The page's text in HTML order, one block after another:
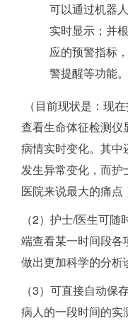
可以通过机器
实时显示；并
应的预警指标
警提醒等功能。
（目前现状是：现
查看生命体征检测
病情实时变化。其
发生异常变化，而
医院来说最大的痛点
（2）护士/医生可
端查看某一时间段
做出更加科学的分析
（3）可直接自动保
病人的一段时间的